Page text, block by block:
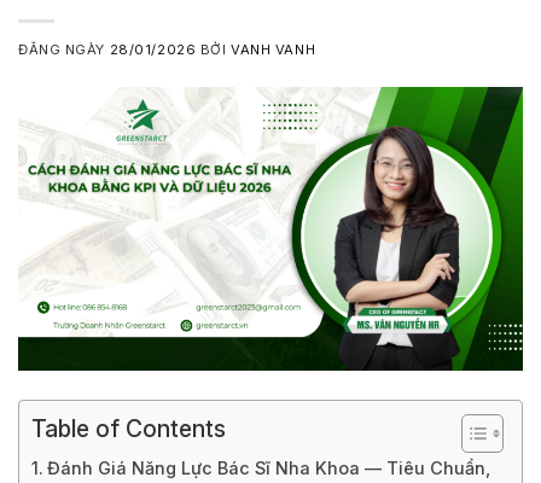
ĐĂNG NGÀY 28/01/2026 BỞIVANH VANH
Table of Contents
Đánh Giá Năng Lực Bác Sĩ Nha Khoa — Tiêu Chuẩn,